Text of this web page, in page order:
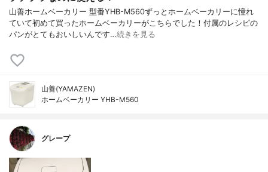
山善ホームベーカリー 型番YHB-M560ずっとホームベーカリーに憧れ
ていて初めて買ったホームベーカリーがこちらでした！付属のレシピの
パンがとてもおいしいんです…続きを見る
山善(YAMAZEN)
ホームベーカリー YHB-M560
グレープ